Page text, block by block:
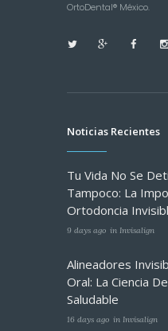
OrtoDental® México.
Noticias Recientes
Tu Vida No Se
Tampoco: La
Ortodoncia
9 days ago in Invisalign
Alineadores
Oral: La Ciencia
Saludable
16 days ago in Invisalign